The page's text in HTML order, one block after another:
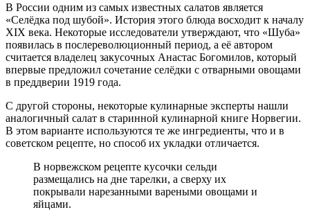
В России одним из самых известных салатов является
«Селёдка под шубой». История этого блюда восходит к началу
XIX века. Некоторые исследователи утверждают, что «Шуба»
появилась в послереволюционный период, а её автором
считается владелец закусочных Анастас Богомилов, который
впервые предложил сочетание селёдки с отварными овощами
в преддверии 1919 года.
С другой стороны, некоторые кулинарные эксперты нашли
аналогичный салат в старинной кулинарной книге Норвегии.
В этом варианте используются те же ингредиенты, что и в
советском рецепте, но способ их укладки отличается.
В норвежском рецепте кусочки сельди
размещались на дне тарелки, а сверху их
покрывали нарезанными вареными овощами и
яйцами.